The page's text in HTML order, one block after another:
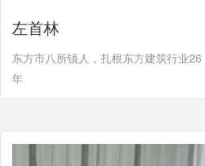
左首林
东方市八所镇人，扎根东方建筑行业26
年